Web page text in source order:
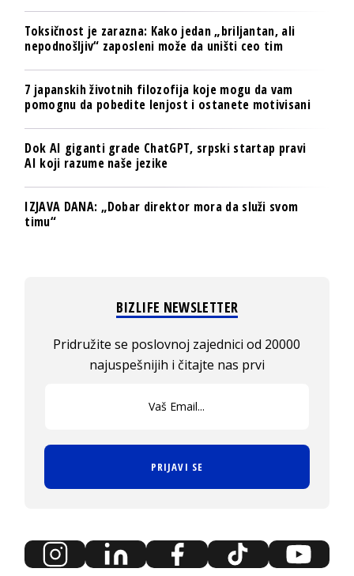
Toksičnost je zarazna: Kako jedan „briljantan, ali
nepodnošljiv“ zaposleni može da uništi ceo tim
7 japanskih životnih filozofija koje mogu da vam
pomognu da pobedite lenjost i ostanete motivisani
Dok AI giganti grade ChatGPT, srpski startap pravi
AI koji razume naše jezike
IZJAVA DANA: „Dobar direktor mora da služi svom
timu“
BIZLIFE NEWSLETTER
Pridružite se poslovnoj zajednici od 20000
najuspešnijih i čitajte nas prvi
PRIJAVI SE